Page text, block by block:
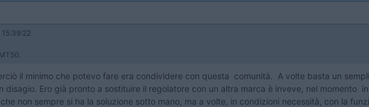
15:39:22
il minimo che potevo fare era condividere con questa comunità. A volte basta un
Ero già pronto a sostituire il regolatore con un altra marca è inveve, nel momento
non sempre si ha la soluzione sotto mano, ma a volte, in condizioni necessità, con la